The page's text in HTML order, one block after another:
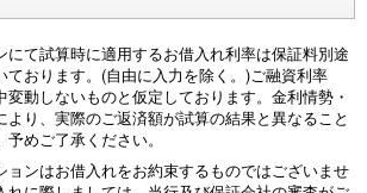
にて試算時に適用するお借入れ利率は保証料別途
ております。(自由に入力を除く。)ご融資利率
変動しないものと仮定しております。金利情勢・
より、実際のご返済額が試算の結果と異なること
めご了承ください。
ョンはお借入れをお約束するものではございませ